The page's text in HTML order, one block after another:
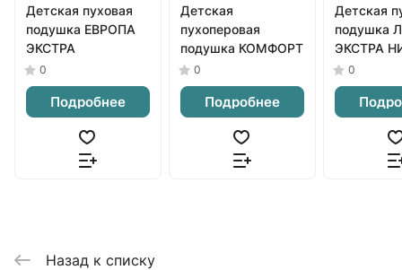
Детская пуховая
подушка ЕВРОПА
ЭКСТРА
0
Подробнее
Детская
пухоперовая
подушка КОМФОРТ
0
Подробнее
Детская
подушка
ЭКСТРА
0
Назад к списку